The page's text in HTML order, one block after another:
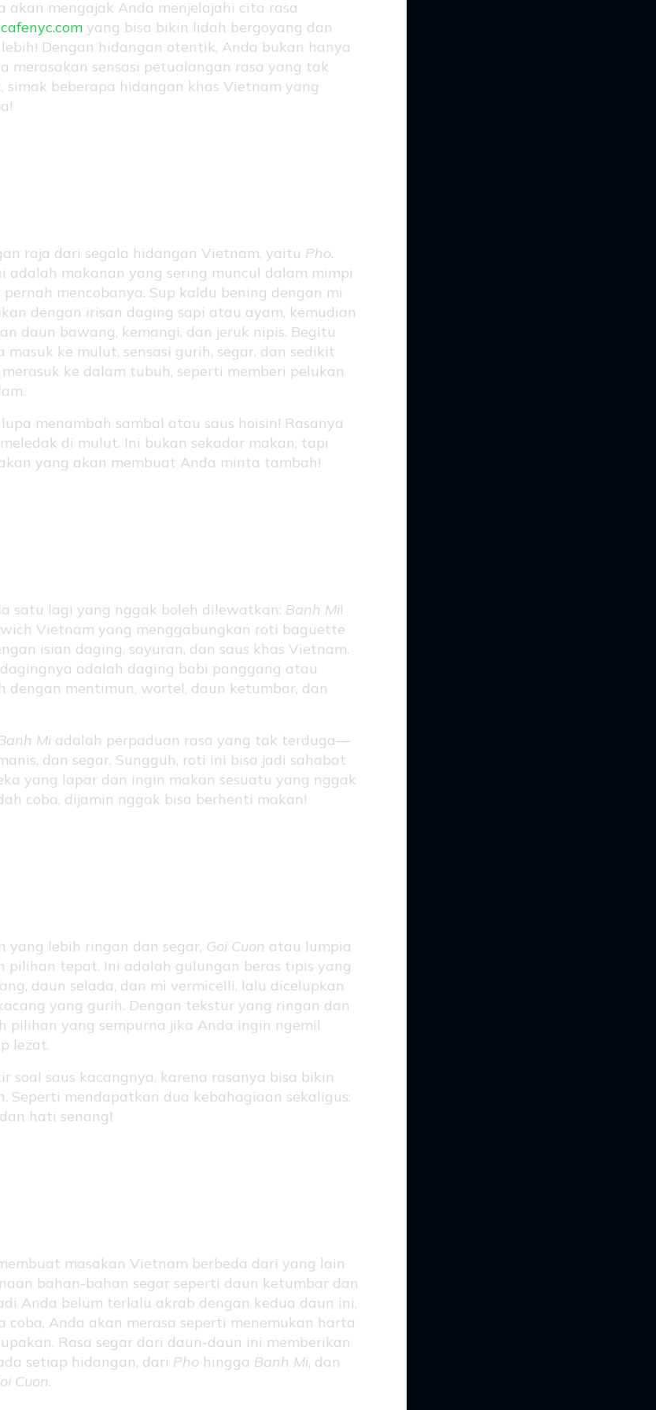
akan mengajak Anda menjelajahi cita rasa
yang bisa bikin lidah bergoyang dan
Dengan hidangan otentik, Anda bukan hanya
merasakan sensasi petualangan rasa yang tak
simak beberapa hidangan khas Vietnam yang
raja dari segala hidangan Vietnam, yaitu Pho.
adalah makanan yang sering muncul dalam mimpi
pernah mencobanya. Sup kaldu bening dengan mi
dengan irisan daging sapi atau ayam, kemudian
daun bawang, kemangi, dan jeruk nipis. Begitu
masuk ke mulut, sensasi gurih, segar, dan sedikit
ke dalam tubuh, seperti memberi pelukan
menambah sambal atau saus hoisin! Rasanya
di mulut. Ini bukan sekadar makan, tapi
yang akan membuat Anda minta tambah!
satu lagi yang nggak boleh dilewatkan: Banh Mi!
Vietnam yang menggabungkan roti baguette
isian daging, sayuran, dan saus khas Vietnam.
adalah daging babi panggang atau
dengan mentimun, wortel, daun ketumbar, dan
Mi adalah perpaduan rasa yang tak terduga—
dan segar. Sungguh, roti ini bisa jadi sahabat
yang lapar dan ingin makan sesuatu yang nggak
coba, dijamin nggak bisa berhenti makan!
yang lebih ringan dan segar, Goi Cuon atau lumpia
pilihan tepat. Ini adalah gulungan beras tipis yang
daun selada, dan mi vermicelli, lalu dicelupkan
yang gurih. Dengan tekstur yang ringan dan
pilihan yang sempurna jika Anda ingin ngemil
lezat.
soal saus kacangnya, karena rasanya bisa bikin
Seperti mendapatkan dua kebahagiaan sekaligus:
hati senang!
masakan Vietnam berbeda dari yang lain
bahan-bahan segar seperti daun ketumbar dan
Anda belum terlalu akrab dengan kedua daun ini,
coba, Anda akan merasa seperti menemukan harta
Rasa segar dari daun-daun ini memberikan
setiap hidangan, dari Pho hingga Banh Mi, dan
Cuon.